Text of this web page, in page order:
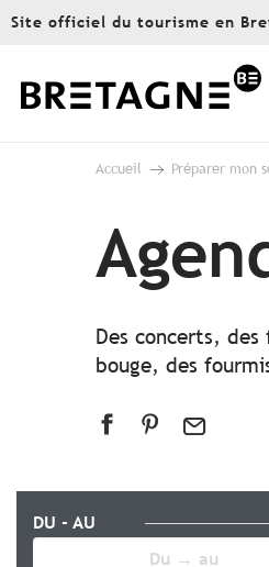
Aller
principal
Site officiel du tourisme en
Accueil Préparer mon
Des concerts,
bouge, des
DU - AU